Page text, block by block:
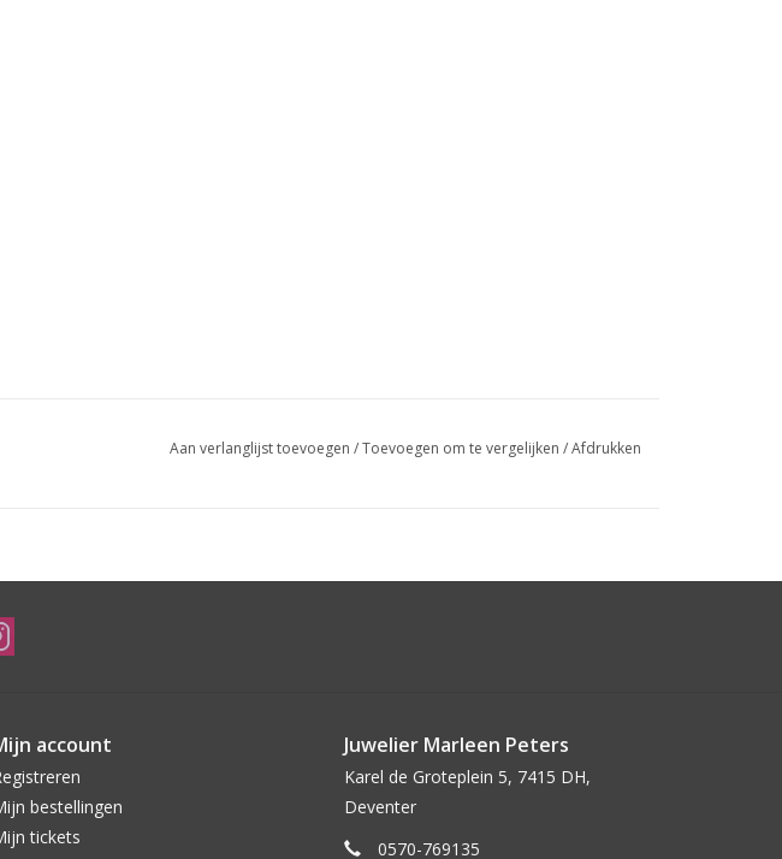
Aan verlanglijst toevoegen /Toevoegen om te vergelijken /Afdrukken
account
bestellingen
tickets
Juwelier Marleen Peters
Karel de Groteplein 5, 7415 DH,
Deventer
0570-769135